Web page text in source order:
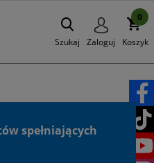
Szukaj Zaloguj Koszyk
0
spełniających